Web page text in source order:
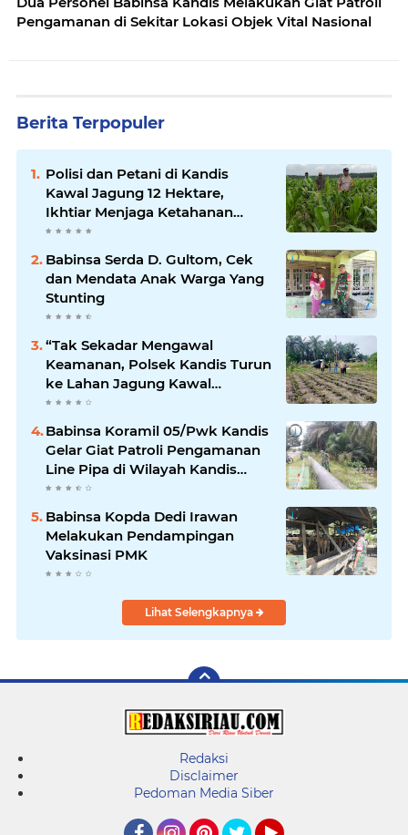
Pengamanan di Sekitar Lokasi Objek Vital Nasional
Berita Terpopuler
Polisi dan Petani di Kandis
Kawal Jagung 12 Hektare,
Ikhtiar Menjaga Ketahanan
Pangan
Babinsa Serda D. Gultom, Cek
dan Mendata Anak Warga Yang
Stunting
“Tak Sekadar Mengawal
Keamanan, Polsek Kandis Turun
ke Lahan Jagung Kawal
Ketahanan Pangan
Babinsa Koramil 05/Pwk Kandis
Gelar Giat Patroli Pengamanan
Line Pipa di Wilayah Kandis
Kandis
Babinsa Kopda Dedi Irawan
Melakukan Pendampingan
Vaksinasi PMK
Lihat Selengkapnya
Redaksi
Disclaimer
Pedoman Media Siber